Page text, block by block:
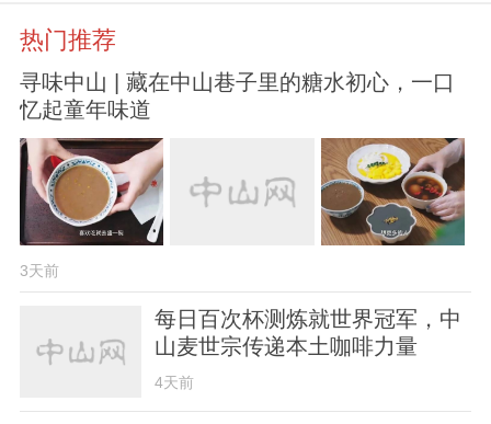
热门推荐
寻味中山 | 藏在中山巷子里的糖水初心，一口
忆起童年味道
3天前
每日百次杯测炼就世界冠军，中
山麦世宗传递本土咖啡力量
4天前